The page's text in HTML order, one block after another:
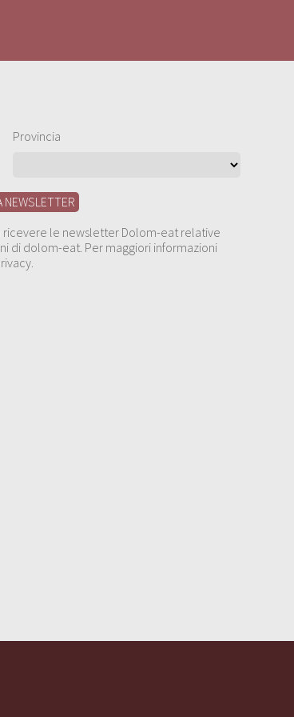
Provincia
ricevere le newsletter Dolom-eat relative
di dolom-eat. Per maggiori informazioni